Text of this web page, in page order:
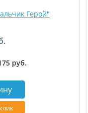
Герой"
руб.